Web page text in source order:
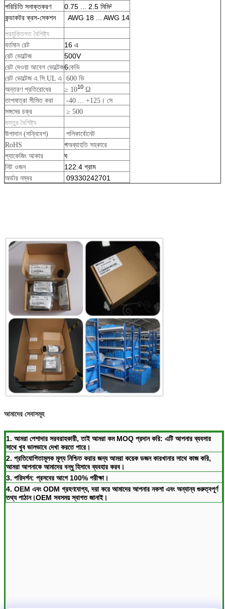
পরিচিতি সনাক্তকরণ
0.75 ... 2.5 মিমি²
কন্ডাকটর ক্রস-সেকশন
AWG 18 ... AWG 14
প্রযুক্তিগত বৈশিষ্ট্য
বর্তমান রেট
16 এ
রেট ভোল্টেজ 500V
রেট দেওয়া আবেগ ভোল্টেজ6কেভি
রেট ভোল্টেজ এ.সি.UL এ
600 ভি
অন্তরণ প্রতিরোধের
≥ 1010 Ω
তাপমাত্রা সীমিত করা
-40 ... +125। সে
সঙ্গমের চক্র
≥ 500
বস্তুর বৈশিষ্ট্য
উপাদান (সন্নিবেশ)
পলিকার্বোনেট
RoHS
গঅব্যাহতি সহকারে
প্যাকেজিং আকার
ঘ
নিট ওজন 122.4 গ্রাম
অর্ডার নম্বর 09330242701
আমাদের সেবাসমূহ
1. আমরা পেশাদার সরবরাহকারী, তাই আমরা কম MOQ প্রদান করি: এটি আপনার ব্যবসার
সাথে খুব ভালভাবে দেখা করতে পারে।
2. প্রতিযোগিতামূলক মূল্য নিশ্চিত করার জন্য আমরা কয়েক ডজন কারখানার সাথে কাজ করি,
আমরা আপনাকে আমাদের বন্ধু হিসাবে ব্যবহার করব।
3. পরিদর্শন: প্রসবের আগে 100% পরীক্ষা।
4. OEM এবং ODM গ্রহণযোগ্য, দয়া করে আমাদের আপনার নকশা এবং অন্যান্য গুরুত্বপূর্ণ
তথ্য পাঠান।OEM সবসময় স্বাগত জানাই।